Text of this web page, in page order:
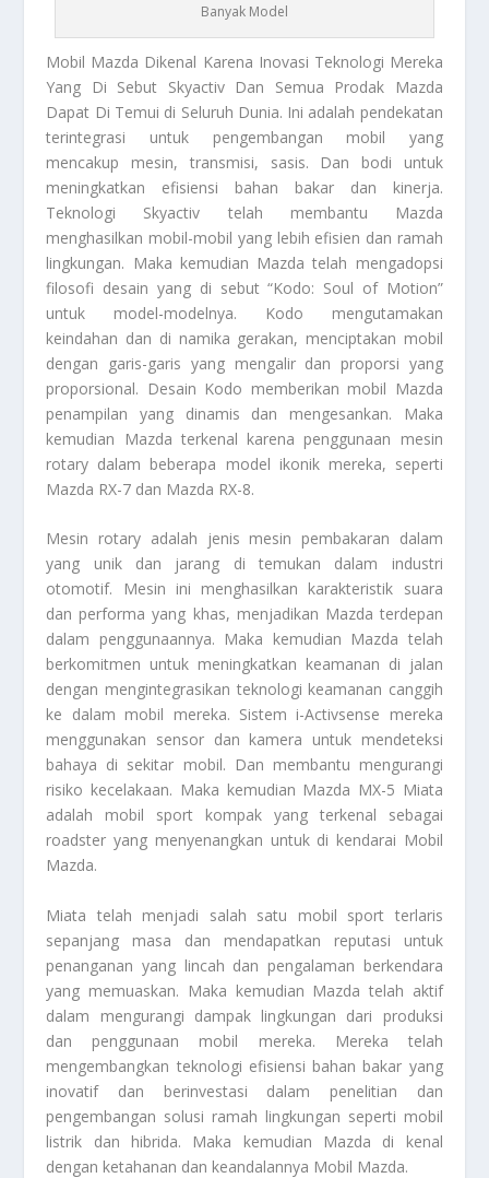
Banyak Model
Mobil Mazda Dikenal Karena Inovasi Teknologi Mereka
Yang Di Sebut Skyactiv Dan Semua Prodak Mazda
Dapat Di Temui di Seluruh Dunia. Ini adalah pendekatan
terintegrasi untuk pengembangan mobil yang
mencakup mesin, transmisi, sasis. Dan bodi untuk
meningkatkan efisiensi bahan bakar dan kinerja.
Teknologi Skyactiv telah membantu Mazda
menghasilkan mobil-mobil yang lebih efisien dan ramah
lingkungan. Maka kemudian Mazda telah mengadopsi
filosofi desain yang di sebut “Kodo: Soul of Motion”
untuk model-modelnya. Kodo mengutamakan
keindahan dan di namika gerakan, menciptakan mobil
dengan garis-garis yang mengalir dan proporsi yang
proporsional. Desain Kodo memberikan mobil Mazda
penampilan yang dinamis dan mengesankan. Maka
kemudian Mazda terkenal karena penggunaan mesin
rotary dalam beberapa model ikonik mereka, seperti
Mazda RX-7 dan Mazda RX-8.
Mesin rotary adalah jenis mesin pembakaran dalam
yang unik dan jarang di temukan dalam industri
otomotif. Mesin ini menghasilkan karakteristik suara
dan performa yang khas, menjadikan Mazda terdepan
dalam penggunaannya. Maka kemudian Mazda telah
berkomitmen untuk meningkatkan keamanan di jalan
dengan mengintegrasikan teknologi keamanan canggih
ke dalam mobil mereka. Sistem i-Activsense mereka
menggunakan sensor dan kamera untuk mendeteksi
bahaya di sekitar mobil. Dan membantu mengurangi
risiko kecelakaan. Maka kemudian Mazda MX-5 Miata
adalah mobil sport kompak yang terkenal sebagai
roadster yang menyenangkan untuk di kendarai Mobil
Mazda.
Miata telah menjadi salah satu mobil sport terlaris
sepanjang masa dan mendapatkan reputasi untuk
penanganan yang lincah dan pengalaman berkendara
yang memuaskan. Maka kemudian Mazda telah aktif
dalam mengurangi dampak lingkungan dari produksi
dan penggunaan mobil mereka. Mereka telah
mengembangkan teknologi efisiensi bahan bakar yang
inovatif dan berinvestasi dalam penelitian dan
pengembangan solusi ramah lingkungan seperti mobil
listrik dan hibrida. Maka kemudian Mazda di kenal
dengan ketahanan dan keandalannya Mobil Mazda.